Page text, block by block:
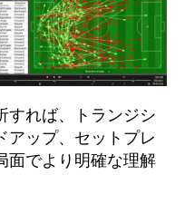
すれば、トランジシ
アップ、セットプレ
面でより明確な理解